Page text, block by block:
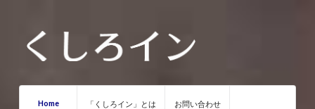
Home 「くしろイン」とは お問い合わせ